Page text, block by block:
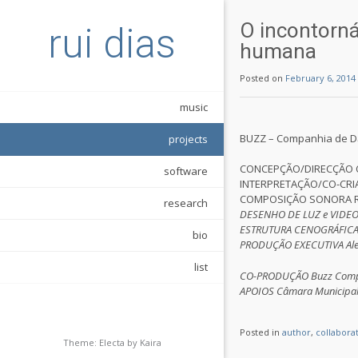
rui dias
music
projects
software
research
bio
list
Theme: Electa by Kaira
O
humana
Posted on February 6, 2014
BUZZ – Companhia de
CONCEPÇÃO/
INTERPRETAÇÃO/CO-
COMPOSIÇÃO SONORA
DESENHO DE LUZ e
ESTRUTURA
PRODUÇÃO EXECUTIVA
CO-PRODUÇÃO Buzz
APOIOS Câmara
Posted in author,